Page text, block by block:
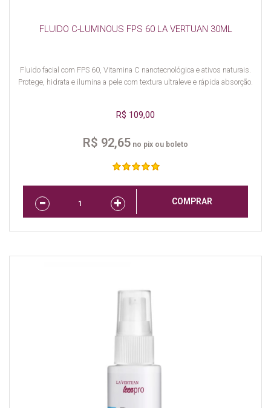
FLUIDO C-LUMINOUS FPS 60 LA VERTUAN 30ML
Fluido facial com FPS 60, Vitamina C nanotecnológica e ativos naturais.
Protege, hidrata e ilumina a pele com textura ultraleve e rápida absorção.
R$ 109,00
R$ 92,65 no pix ou boleto
COMPRAR